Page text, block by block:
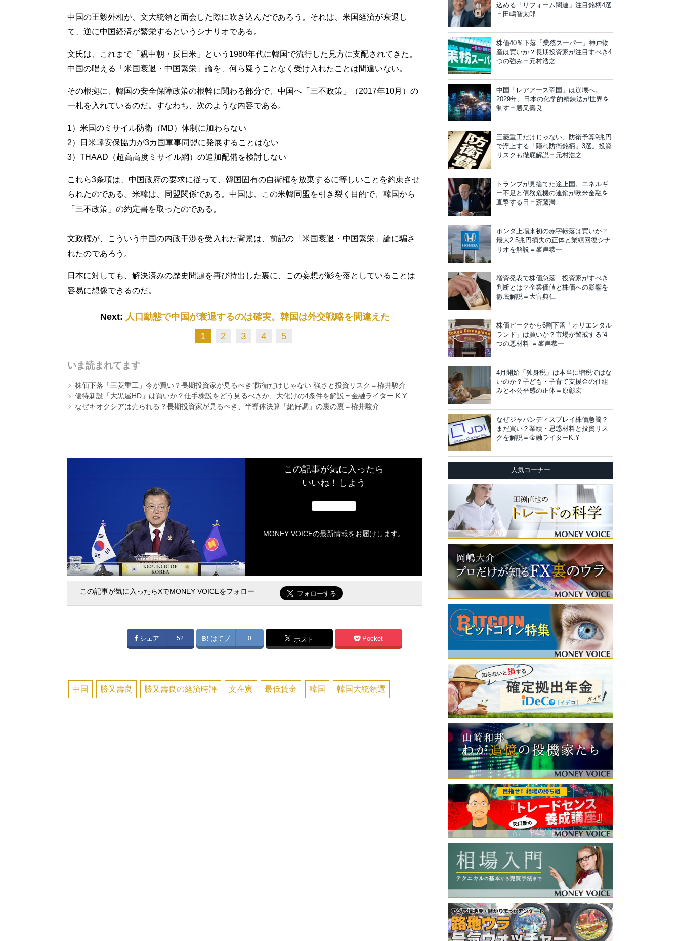
中国の王毅外相が、文大統領と面会した際に吹き込んだであろう。それは、米国経済が衰退し
て、逆に中国経済が繁栄するというシナリオである。
文氏は、これまで「親中朝・反日米」という1980年代に韓国で流行した見方に支配されてきた。
中国の唱える「米国衰退・中国繁栄」論を、何ら疑うことなく受け入れたことは間違いない。
その根拠に、韓国の安全保障政策の根幹に関わる部分で、中国へ「三不政策」（2017年10月）の
一札を入れているのだ。すなわち、次のような内容である。
1）米国のミサイル防衛（MD）体制に加わらない
2）日米韓安保協力が3カ国軍事同盟に発展することはない
3）THAAD（超高高度ミサイル網）の追加配備を検討しない
これら3条項は、中国政府の要求に従って、韓国固有の自衛権を放棄するに等しいことを約束させ
られたのである。米韓は、同盟関係である。中国は、この米韓同盟を引き裂く目的で、韓国から
「三不政策」の約定書を取ったのである。
文政権が、こういう中国の内政干渉を受入れた背景は、前記の「米国衰退・中国繁栄」論に騙さ
れたのであろう。
日本に対しても、解決済みの歴史問題を再び持出した裏に、この妄想が影を落としていることは
容易に想像できるのだ。
Next: 人口動態で中国が衰退するのは確実。韓国は外交戦略を間違えた
1 2 3 4 5
いま読まれてます
株価下落「三菱重工」今が買い？長期投資家が見るべき“防衛だけじゃない”強さと投資リスク＝栫井駿介
優待新設「大黒屋HD」は買いか？仕手株説をどう見るべきか、大化けの4条件を解説＝金融ライター K.Y
なぜキオクシアは売られる？長期投資家が見るべき、半導体決算「絶好調」の裏の裏＝栫井駿介
この記事が気に入ったら
いいね！しよう
MONEY VOICEの最新情報をお届けします。
この記事が気に入ったらXでMONEY VOICEをフォロー
シェア 52 はてブ 0 ポスト Pocket
中国 勝又壽良 勝又壽良の経済時評 文在寅 最低賃金 韓国 韓国大統領選
込める「リフォーム関連」注目銘柄4選
＝田嶋智太郎
株価40％下落「業務スーパー」神戸物
産は買いか？長期投資家が注目すべき4
つの強み＝元村浩之
中国「レアアース帝国」は崩壊へ。
2029年、日本の化学的精錬法が世界を
制す＝勝又壽良
三菱重工だけじゃない、防衛予算9兆円
で浮上する「隠れ防衛銘柄」3選。投資
リスクも徹底解説＝元村浩之
トランプが見捨てた途上国。エネルギ
ー不足と債務危機の連鎖が欧米金融を
直撃する日＝斎藤満
ホンダ上場来初の赤字転落は買いか？
最大2.5兆円損失の正体と業績回復シナ
リオを解説＝峯岸恭一
増資発表で株価急落…投資家がすべき
判断とは？企業価値と株価への影響を
徹底解説＝大畠典仁
株価ピークから6割下落「オリエンタル
ランド」は買いか？市場が警戒する“4
つの悪材料”＝峯岸恭一
4月開始「独身税」は本当に増税ではな
いのか？子ども・子育て支援金の仕組
みと不公平感の正体＝原彰宏
なぜジャパンディスプレイ株価急騰？
まだ買い？業績・思惑材料と投資リス
クを解説＝金融ライターK.Y
人気コーナー